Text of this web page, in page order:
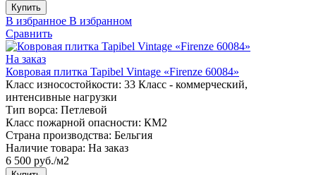
Купить
В избранное В избранном
Сравнить
На заказ
Ковровая плитка Tapibel Vintage «Firenze 60084»
Класс износостойкости: 33 Класс - коммерческий,
интенсивные нагрузки
Тип ворса: Петлевой
Класс пожарной опасности: КМ2
Страна производства: Бельгия
Наличие товара: На заказ
6 500 руб./м2